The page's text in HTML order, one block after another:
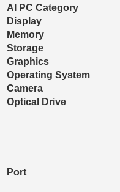
AI PC Category
Display
Memory
Storage
Graphics
Operating System
Camera
Optical Drive
Port